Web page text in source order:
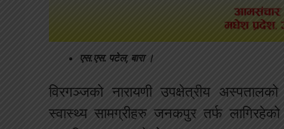
एस.एस. पटेल, बारा ।
विरगञ्जको नारायणी उपक्षेत्रीय
स्वास्थ्य सामग्रीहरु जनकपुर तर्फ लागिरहेको